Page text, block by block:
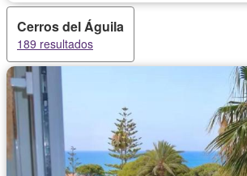
Cerros del Águila
189 resultados